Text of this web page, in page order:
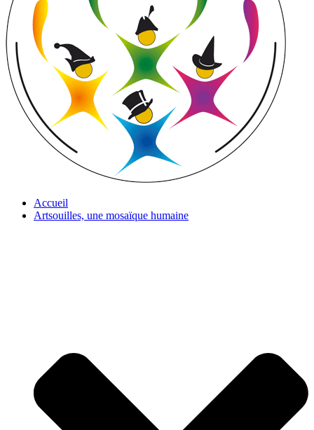
Accueil
Artsouilles, une mosaïque humaine